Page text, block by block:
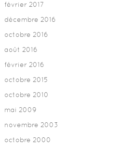
février 2017
décembre 2016
octobre 2016
août 2016
février 2016
octobre 2015
octobre 2010
mai 2009
novembre 2003
octobre 2000